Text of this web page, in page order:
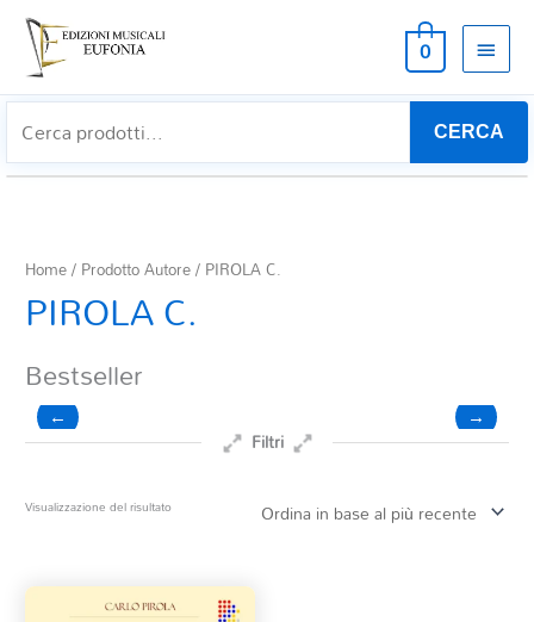
0
CERCA
Home/ Prodotto Autore / PIROLA C.
PIROLA C.
Bestseller
← →
Filtri
Clarinetto basso
Visualizzazione del risultato